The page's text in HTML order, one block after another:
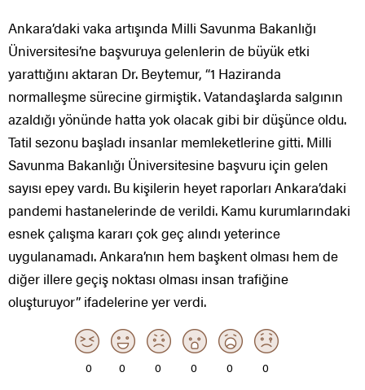
Ankara’daki vaka artışında Milli Savunma Bakanlığı
Üniversitesi’ne başvuruya gelenlerin de büyük etki
yarattığını aktaran Dr. Beytemur, “1 Haziranda
normalleşme sürecine girmiştik. Vatandaşlarda salgının
azaldığı yönünde hatta yok olacak gibi bir düşünce oldu.
Tatil sezonu başladı insanlar memleketlerine gitti. Milli
Savunma Bakanlığı Üniversitesine başvuru için gelen
sayısı epey vardı. Bu kişilerin heyet raporları Ankara’daki
pandemi hastanelerinde de verildi. Kamu kurumlarındaki
esnek çalışma kararı çok geç alındı yeterince
uygulanamadı. Ankara’nın hem başkent olması hem de
diğer illere geçiş noktası olması insan trafiğine
oluşturuyor” ifadelerine yer verdi.
0 0 0 0 0 0